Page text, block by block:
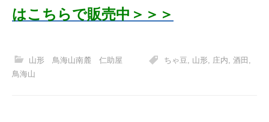
はこちらで販売中＞＞＞
山形 鳥海山南麓 仁助屋 ちゃ豆 山形 庄内 酒田
鳥海山